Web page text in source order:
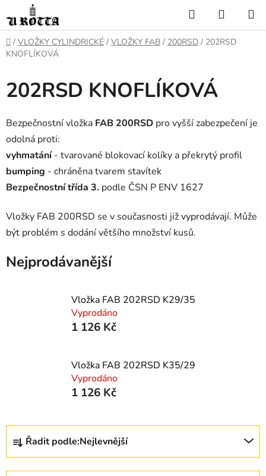
na
obsah
Hledat
KOŠÍK
DOMŮ
/ VLOŽKY CYLINDRICKÉ / VLOŽKY FAB / 200RSD / 202RSD
KNOFLÍKOVÁ
202RSD KNOFLÍKOVÁ
Bezpečnostní vložka FAB 200RSD pro vyšší zabezpečení je
odolná proti:
vyhmatání- tvarované blokovací kolíky a překrytý profil
bumping - chráněna tvarem stavítek
Bezpečnostní třída 3. podle ČSN P ENV 1627
Vložky FAB 200RSD se v současnosti již vyprodávají. Může
být problém s dodání většího množství kusů.
Nejprodávanější
Vložka FAB 202RSD K29/35
Vyprodáno
1 126 Kč
Vložka FAB 202RSD K35/29
Vyprodáno
1 126 Kč
Ř
z
Řadit podle:Nejlevnější